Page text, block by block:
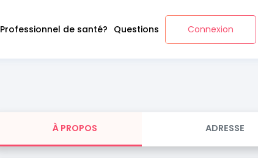
Professionnel de santé? Questions Connexion
À PROPOS ADRESSE